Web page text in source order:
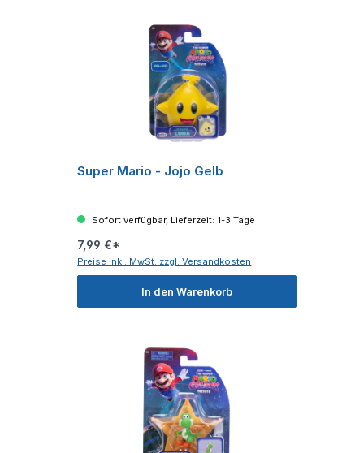
Super Mario - Jojo Gelb
Sofort verfügbar, Lieferzeit: 1-3 Tage
7,99 €*
Preise inkl. MwSt. zzgl. Versandkosten
In den Warenkorb